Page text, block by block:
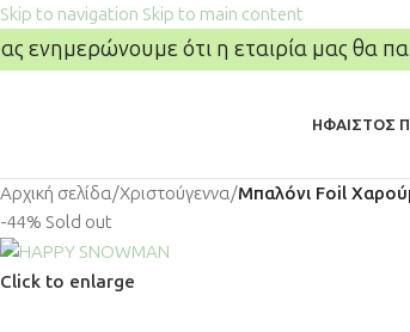
Skip to navigation Skip to main content
ενημερώνουμε ότι η εταιρία μας θα
ΗΦΑΙΣΤΟΣ
Αρχική σελίδα/Χριστούγεννα/Μπαλόνι Foil
-44% Sold out
Click to enlarge